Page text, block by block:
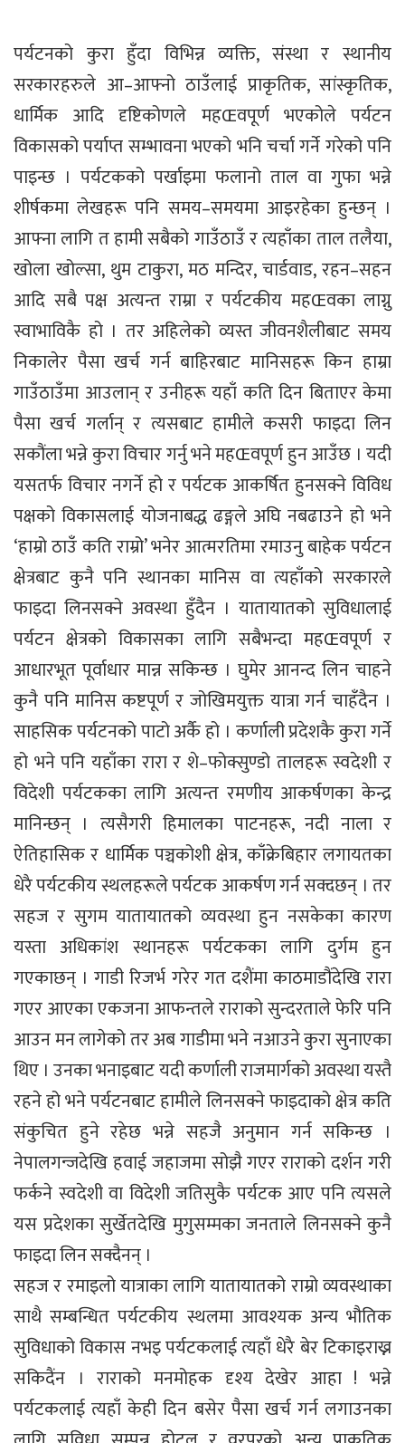
पर्यटनको कुरा हुँदा विभिन्न व्यक्ति, संस्था र स्थानीय
सरकारहरुले आ–आफ्नो ठाउँलाई प्राकृतिक, सांस्कृतिक,
धार्मिक आदि दृष्टिकोणले महŒवपूर्ण भएकोले पर्यटन
विकासको पर्याप्त सम्भावना भएको भनि चर्चा गर्ने गरेको पनि
पाइन्छ । पर्यटकको पर्खाइमा फलानो ताल वा गुफा भन्ने
शीर्षकमा लेखहरू पनि समय–समयमा आइरहेका हुन्छन् ।
आफ्ना लागि त हामी सबैको गाउँठाउँ र त्यहाँका ताल तलैया,
खोला खोल्सा, थुम टाकुरा, मठ मन्दिर, चार्डवाड, रहन–सहन
आदि सबै पक्ष अत्यन्त राम्रा र पर्यटकीय महŒवका लाग्नु
स्वाभाविकै हो । तर अहिलेको व्यस्त जीवनशैलीबाट समय
निकालेर पैसा खर्च गर्न बाहिरबाट मानिसहरू किन हाम्रा
गाउँठाउँमा आउलान् र उनीहरू यहाँ कति दिन बिताएर केमा
पैसा खर्च गर्लान् र त्यसबाट हामीले कसरी फाइदा लिन
सकौंला भन्ने कुरा विचार गर्नु भने महŒवपूर्ण हुन आउँछ । यदी
यसतर्फ विचार नगर्ने हो र पर्यटक आकर्षित हुनसक्ने विविध
पक्षको विकासलाई योजनाबद्ध ढङ्गले अघि नबढाउने हो भने
‘हाम्रो ठाउँ कति राम्रो’ भनेर आत्मरतिमा रमाउनु बाहेक पर्यटन
क्षेत्रबाट कुनै पनि स्थानका मानिस वा त्यहाँको सरकारले
फाइदा लिनसक्ने अवस्था हुँदैन । यातायातको सुविधालाई
पर्यटन क्षेत्रको विकासका लागि सबैभन्दा महŒवपूर्ण र
आधारभूत पूर्वाधार मान्न सकिन्छ । घुमेर आनन्द लिन चाहने
कुनै पनि मानिस कष्टपूर्ण र जोखिमयुक्त यात्रा गर्न चाहँदैन ।
साहसिक पर्यटनको पाटो अर्कै हो । कर्णाली प्रदेशकै कुरा गर्ने
हो भने पनि यहाँका रारा र शे–फोक्सुण्डो तालहरू स्वदेशी र
विदेशी पर्यटकका लागि अत्यन्त रमणीय आकर्षणका केन्द्र
मानिन्छन् । त्यसैगरी हिमालका पाटनहरू, नदी नाला र
ऐतिहासिक र धार्मिक पञ्चकोशी क्षेत्र, काँक्रेबिहार लगायतका
धेरै पर्यटकीय स्थलहरूले पर्यटक आकर्षण गर्न सक्दछन् । तर
सहज र सुगम यातायातको व्यवस्था हुन नसकेका कारण
यस्ता अधिकांश स्थानहरू पर्यटकका लागि दुर्गम हुन
गएकाछन् । गाडी रिजर्भ गरेर गत दशैंमा काठमाडौंदेखि रारा
गएर आएका एकजना आफन्तले राराको सुन्दरताले फेरि पनि
आउन मन लागेको तर अब गाडीमा भने नआउने कुरा सुनाएका
थिए । उनका भनाइबाट यदी कर्णाली राजमार्गको अवस्था यस्तै
रहने हो भने पर्यटनबाट हामीले लिनसक्ने फाइदाको क्षेत्र कति
संकुचित हुने रहेछ भन्ने सहजै अनुमान गर्न सकिन्छ ।
नेपालगन्जदेखि हवाई जहाजमा सोझै गएर राराको दर्शन गरी
फर्कने स्वदेशी वा विदेशी जतिसुकै पर्यटक आए पनि त्यसले
यस प्रदेशका सुर्खेतदेखि मुगुसम्मका जनताले लिनसक्ने कुनै
फाइदा लिन सक्दैनन् ।
सहज र रमाइलो यात्राका लागि यातायातको राम्रो व्यवस्थाका
साथै सम्बन्धित पर्यटकीय स्थलमा आवश्यक अन्य भौतिक
सुविधाको विकास नभइ पर्यटकलाई त्यहाँ धेरै बेर टिकाइराख्न
सकिदैंन । राराको मनमोहक दृश्य देखेर आहा ! भन्ने
पर्यटकलाई त्यहाँ केही दिन बसेर पैसा खर्च गर्न लगाउनका